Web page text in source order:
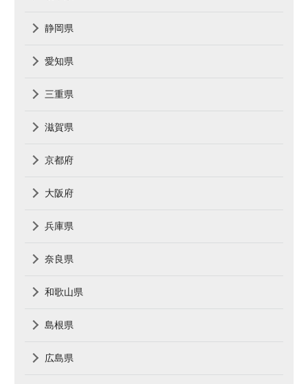
静岡県
愛知県
三重県
滋賀県
京都府
大阪府
兵庫県
奈良県
和歌山県
島根県
広島県